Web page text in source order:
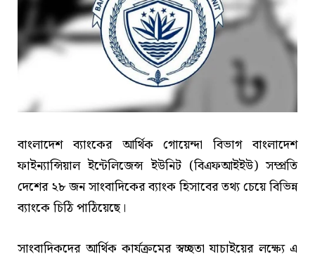
বাংলাদেশ ব্যাংকের আর্থিক গোয়েন্দা বিভাগ বাংলাদেশ
ফাইন্যান্সিয়াল ইন্টেলিজেন্স ইউনিট (বিএফআইইউ) সম্প্রতি
দেশের ২৮ জন সাংবাদিকের ব্যাংক হিসাবের তথ্য চেয়ে বিভিন্ন
ব্যাংকে চিঠি পাঠিয়েছে।
সাংবাদিকদের আর্থিক কার্যক্রমের স্বচ্ছতা যাচাইয়ের লক্ষ্যে এ